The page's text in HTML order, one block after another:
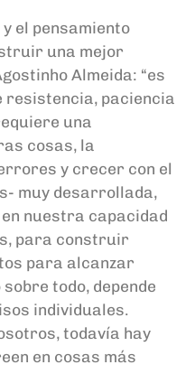
el pensamiento
una mejor
Almeida: “es
paciencia
una
cosas, la
y crecer con el
muy desarrollada,
nuestra capacidad
para construir
para alcanzar
todo, depende
individuales.
todavía hay
en cosas más